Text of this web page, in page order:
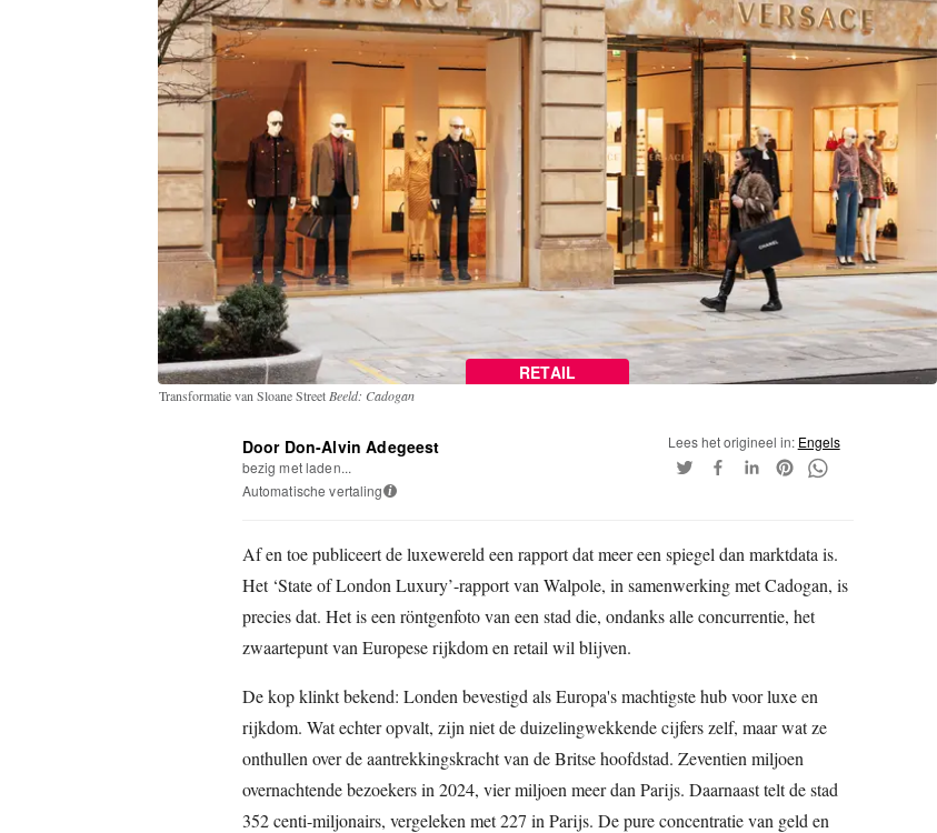
RETAIL
Transformatie van Sloane Street Beeld: Cadogan
Door Don-Alvin Adegeest
bezig met laden...
Automatische vertaling i
Lees het origineel in: Engels
Af en toe publiceert de luxewereld een rapport dat meer een spiegel dan marktdata is.
Het ‘State of London Luxury’-rapport van Walpole, in samenwerking met Cadogan, is
precies dat. Het is een röntgenfoto van een stad die, ondanks alle concurrentie, het
zwaartepunt van Europese rijkdom en retail wil blijven.
De kop klinkt bekend: Londen bevestigd als Europa's machtigste hub voor luxe en
rijkdom. Wat echter opvalt, zijn niet de duizelingwekkende cijfers zelf, maar wat ze
onthullen over de aantrekkingskracht van de Britse hoofdstad. Zeventien miljoen
overnachtende bezoekers in 2024, vier miljoen meer dan Parijs. Daarnaast telt de stad
352 centi-miljonairs, vergeleken met 227 in Parijs. De pure concentratie van geld en